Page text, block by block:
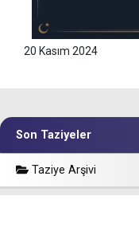
20 Kasım 2024
Son Taziyeler
Taziye Arşivi